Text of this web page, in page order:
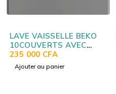
LAVE VAISSELLE BEKO
10COUVERTS AVEC
AFFICHAGE LED SILVER
DVS05024S
235 000 CFA
Ajouter au panier